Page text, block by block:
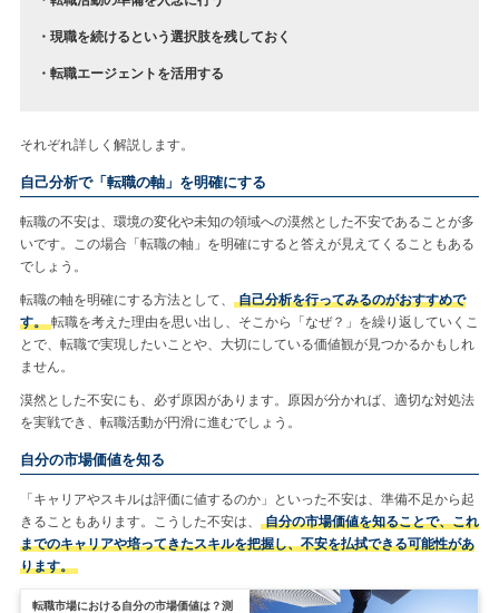
・現職を続けるという選択肢を残しておく
・転職エージェントを活用する
それぞれ詳しく解説します。
自己分析で「転職の軸」を明確にする
転職の不安は、環境の変化や未知の領域への漠然とした不安であることが多
いです。この場合「転職の軸」を明確にすると答えが見えてくることもある
でしょう。
転職の軸を明確にする方法として、
自己分析を行ってみるのがおすすめで
す。 転職を考えた理由を思い出し、そこから「なぜ？」を繰り返していくこ
とで、転職で実現したいことや、大切にしている価値観が見つかるかもしれ
ません。
漠然とした不安にも、必ず原因があります。原因が分かれば、適切な対処法
を実戦でき、転職活動が円滑に進むでしょう。
自分の市場価値を知る
「キャリアやスキルは評価に値するのか」といった不安は、準備不足から起
きることもあります。こうした不安は、
自分の市場価値を知ることで、これ
までのキャリアや培ってきたスキルを把握し、不安を払拭できる可能性があ
ります。
転職市場における自分の市場価値は？測